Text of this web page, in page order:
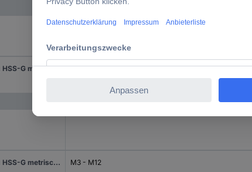
GSR 00708070 Gewindeschneidsatz 32teilig HSS-G metrisch M3 - M12 M3 - M12
GSR 00708080 Gewindeschneidsatz 45teilig HSS-G metrisch M3 - M12 M3 - M12